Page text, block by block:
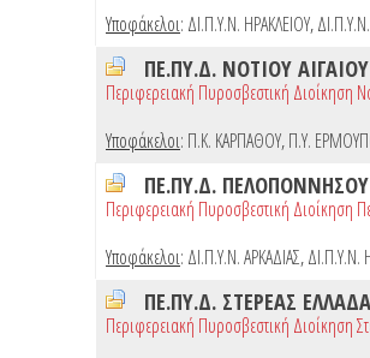
Υποφάκελοι: ΔΙ.Π.Υ.Ν. ΗΡΑΚΛΕΙΟΥ,
ΠΕ.ΠΥ.Δ. ΝΟΤΙΟΥ ΑΙΓΑΙΟΥ
Περιφερειακή Πυροσβεστική Διοίκηση
Υποφάκελοι: Π.Κ. ΚΑΡΠΑΘΟΥ,Π.Υ.
ΠΕ.ΠΥ.Δ. ΠΕΛΟΠΟΝΝΗΣΟΥ
Περιφερειακή Πυροσβεστική Διοίκηση
Υποφάκελοι: ΔΙ.Π.Υ.Ν. ΑΡΚΑΔΙΑΣ,ΔΙ.Π.Υ.Ν.
ΠΕ.ΠΥ.Δ. ΣΤΕΡΕΑΣ
Περιφερειακή Πυροσβεστική Διοίκηση